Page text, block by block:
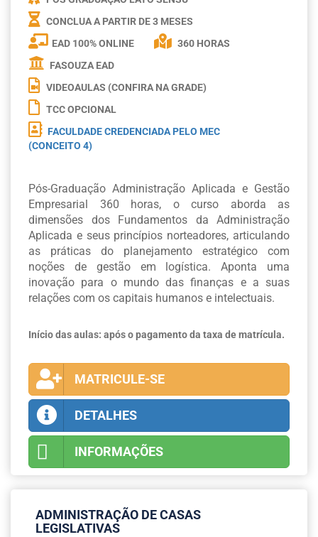
CONCLUA A PARTIR DE3 MESES
EAD 100% ONLINE
360 HORAS
FASOUZA EAD
VIDEOAULAS (CONFIRA NA GRADE)
TCC OPCIONAL
FACULDADE CREDENCIADA PELO MEC
(CONCEITO 4)
Pós-Graduação Administração Aplicada e Gestão
Empresarial 360 horas, o curso aborda as
dimensões dos Fundamentos da Administração
Aplicada e seus princípios norteadores, articulando
as práticas do planejamento estratégico com
noções de gestão em logística. Aponta uma
inovação para o mundo das finanças e a suas
relações com os capitais humanos e intelectuais.
Início das aulas: após o pagamento da taxa de matrícula.
MATRICULE-SE
DETALHES
INFORMAÇÕES
ADMINISTRAÇÃO DE CASAS
LEGISLATIVAS